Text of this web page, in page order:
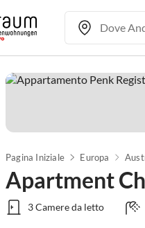
Pagina Iniziale Europa
Apartment
3 Camere da letto